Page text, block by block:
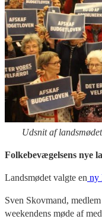
Udsnit af
Folkebevægelsens nye
Landsmødet valgte en ny
Sven Skovmand,
weekendens møde af